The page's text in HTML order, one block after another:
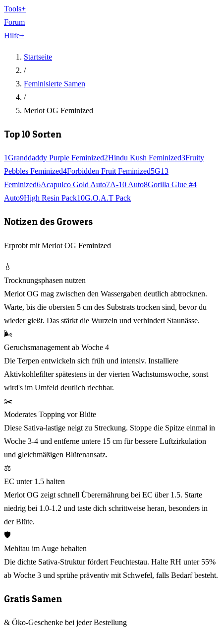
Tools+
Forum
Hilfe+
Startseite
/
Feminisierte Samen
/
Merlot OG Feminized
Top 10 Sorten
1Granddaddy Purple Feminized2Hindu Kush Feminized3Fruity
Pebbles Feminized4Forbidden Fruit Feminized5G13
Feminized6Acapulco Gold Auto7A-10 Auto8Gorilla Glue #4
Auto9High Resin Pack10G.O.A.T Pack
Notizen des Growers
Erprobt mit Merlot OG Feminized
💧
Trocknungsphasen nutzen
Merlot OG mag zwischen den Wassergaben deutlich abtrocknen.
Warte, bis die obersten 5 cm des Substrats trocken sind, bevor du
wieder gießt. Das stärkt die Wurzeln und verhindert Staunässe.
🌬️
Geruchsmanagement ab Woche 4
Die Terpen entwickeln sich früh und intensiv. Installiere
Aktivkohlefilter spätestens in der vierten Wachstumswoche, sonst
wird's im Umfeld deutlich riechbar.
✂️
Moderates Topping vor Blüte
Diese Sativa-lastige neigt zu Streckung. Stoppe die Spitze einmal in
Woche 3-4 und entferne untere 15 cm für bessere Luftzirkulation
und gleichmäßigen Blütenansatz.
⚖️
EC unter 1.5 halten
Merlot OG zeigt schnell Überernährung bei EC über 1.5. Starte
niedrig bei 1.0-1.2 und taste dich schrittweise heran, besonders in
der Blüte.
🛡️
Mehltau im Auge behalten
Die dichte Sativa-Struktur fördert Feuchtestau. Halte RH unter 55%
ab Woche 3 und sprühe präventiv mit Schwefel, falls Bedarf besteht.
Gratis Samen
& Öko-Geschenke bei jeder Bestellung